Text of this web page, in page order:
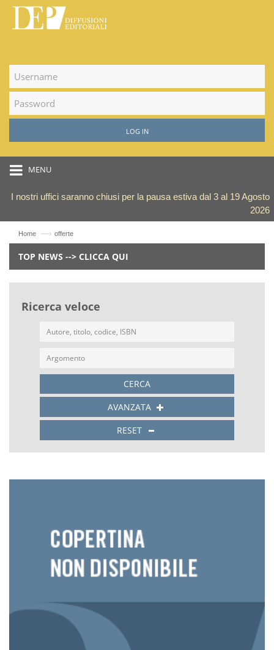
LOG IN
MENU
I nostri uffici saranno chiusi per la pausa estiva dal 3 al 19 Agosto
2026
Home —› offerte
TOP NEWS --> CLICCA QUI
Ricerca veloce
CERCA
AVANZATA
RESET